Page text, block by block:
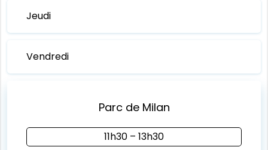
Jeudi
Vendredi
Parc de Milan
11h30 – 13h30